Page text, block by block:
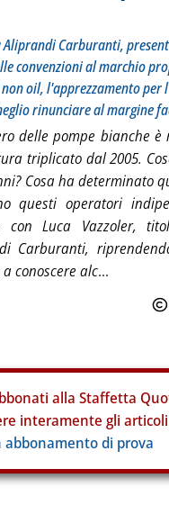
Carburanti,
convenzioni al marchio
oil, l'apprezzamento per
rinunciare al margine
delle pompe bianche è
triplicato dal 2005.
Cosa ha determinato
questi operatori
con Luca Vazzoler,
Carburanti,
conoscere alc...
alla Staffetta
interamente gli
abbonamento di prova